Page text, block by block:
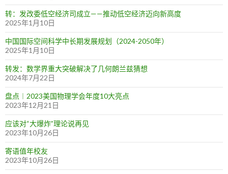
转：发改委低空经济司成立——推动低空经济迈向新高度
2025年1月10日
中国国际空间科学中长期发展规划（2024-2050年）
2025年1月10日
转发：数学界重大突破解决了几何朗兰兹猜想
2024年7月22日
盘点︱2023美国物理学会年度10大亮点
2023年12月21日
应该对“大爆炸”理论说再见
2023年10月26日
寄语值年校友
2023年10月26日